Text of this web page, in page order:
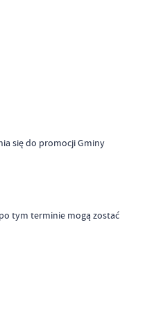
się do promocji Gminy
tym terminie mogą zostać